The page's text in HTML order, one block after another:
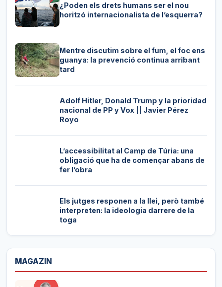
¿Poden els drets humans ser el nou
horitzó internacionalista de l’esquerra?
Mentre discutim sobre el fum, el foc ens
guanya: la prevenció continua arribant
tard
Adolf Hitler, Donald Trump y la prioridad
nacional de PP y Vox || Javier Pérez
Royo
L’accessibilitat al Camp de Túria: una
obligació que ha de començar abans de
fer l’obra
Els jutges responen a la llei, però també
interpreten: la ideologia darrere de la
toga
MAGAZIN